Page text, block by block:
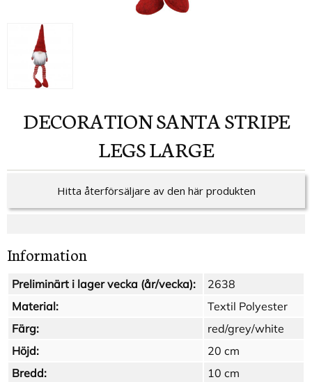
DECORATION SANTA STRIPE
LEGS LARGE
Hitta återförsäljare av den här produkten
Information
Preliminärt i lager vecka (år/vecka):
2638
Material:
Textil Polyester
Färg:
red/grey/white
Höjd:
20 cm
Bredd:
10 cm